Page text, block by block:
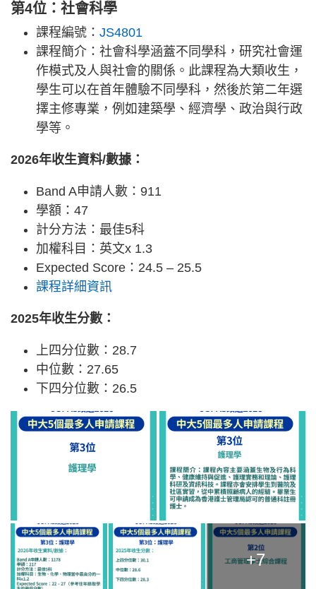
第4位：社會科學
課程編號： JS4801
課程簡介：社會科學涵蓋不同學科，研究社會運
作模式及人與社會的關係。此課程為大類收生，
學生可以在首年體驗不同學科，然後於第二年選
擇主修專業，例如建築學、經濟學、政治與行政
學等。
2026年收生資料/數據：
Band A申請人數：911
學額：47
計分方法：最佳5科
加權科目：英文x 1.3
Expected Score：24.5 – 25.5
課程詳細資訊
2025年收生分數：
上四分位數：28.7
中位數：27.65
下四分位數：26.5
+7